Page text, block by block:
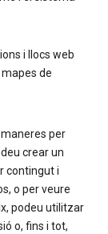
i llocs web
de
per
crear un
contingut i
o per veure
podeu utilitzar
o, fins i tot,